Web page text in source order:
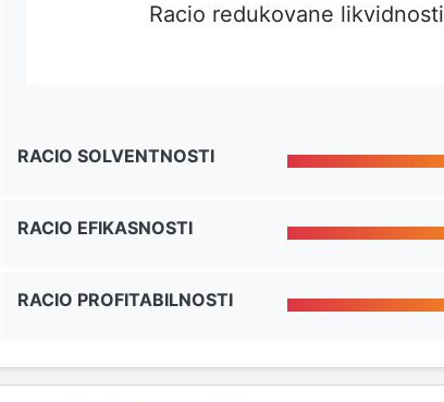
Racio redukovane likvidnosti
RACIO SOLVENTNOSTI
RACIO EFIKASNOSTI
RACIO PROFITABILNOSTI